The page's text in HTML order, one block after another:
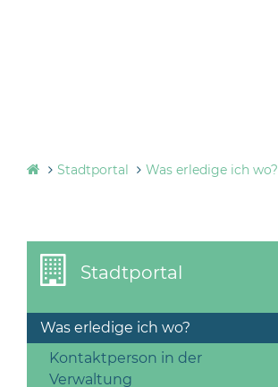
Stadtportal Was erledige ich wo?
Stadtportal
Was erledige ich wo?
Kontaktperson in der
Verwaltung